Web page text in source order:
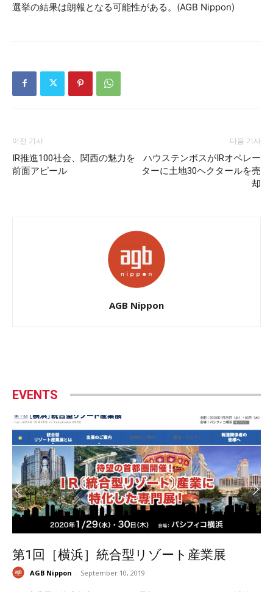
選挙の結果は朗報となる可能性がある。(AGB Nippon)
이전 기사
IR推進100社会、関西の魅力を
前面アピール
다음 기사
ハウステンボスがIRオペレー
ターに土地30ヘクタールを売
却
AGB Nippon
EVENTS
第1回［横浜］統合型リゾート産業展
AGB Nippon - September 10, 2019